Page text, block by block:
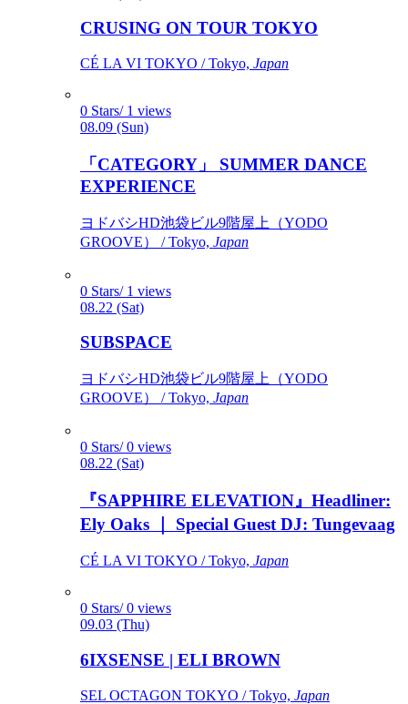
CRUSING ON TOUR TOKYO
CÉ LA VI TOKYO / Tokyo, Japan
0 Stars/ 1 views
08.09 (Sun)
「CATEGORY」 SUMMER DANCE
EXPERIENCE
ヨドバシHD池袋ビル9階屋上（YODO
GROOVE） / Tokyo, Japan
0 Stars/ 1 views
08.22 (Sat)
SUBSPACE
ヨドバシHD池袋ビル9階屋上（YODO
GROOVE） / Tokyo, Japan
0 Stars/ 0 views
08.22 (Sat)
『SAPPHIRE ELEVATION』Headliner:
Ely Oaks ｜ Special Guest DJ: Tungevaag
CÉ LA VI TOKYO / Tokyo, Japan
0 Stars/ 0 views
09.03 (Thu)
6IXSENSE | ELI BROWN
SEL OCTAGON TOKYO / Tokyo, Japan